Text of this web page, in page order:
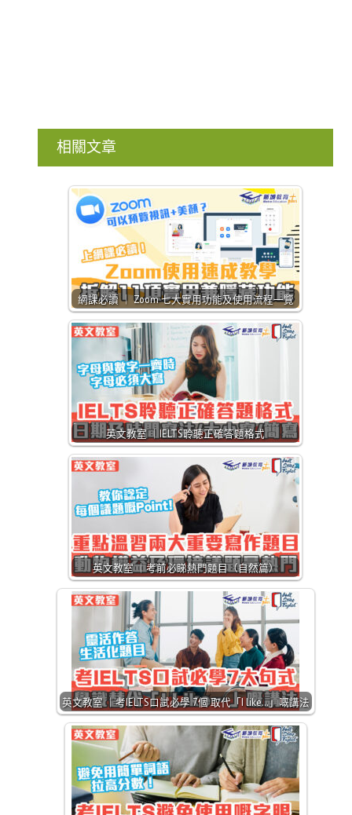
相關文章
網課必讀 ｜ Zoom 七大實用功能及使用流程一覽
英文教室 ｜IELTS聆聽正確答題格式
英文教室 ｜考前必睇熱門題目（自然篇）
英文教室 ｜考IELTS口試必學 7個 取代「I like…」嘅講法